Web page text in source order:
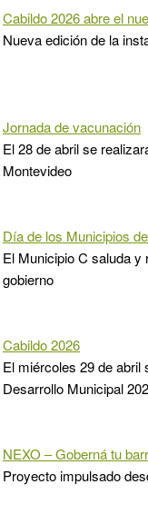
Cabildo 2026 abre el
Nueva edición de la
Jornada de vacunación
El 28 de abril se
Montevideo
Día de los Municipios
El Municipio C saluda
gobierno
Cabildo 2026
El miércoles 29 de abril
Desarrollo Municipal
NEXO – Goberná tu
Proyecto impulsado